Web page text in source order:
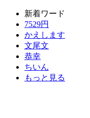
新着ワード
7529円
かえします
文尾文
恭幸
ちいん
もっと見る